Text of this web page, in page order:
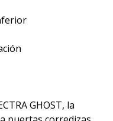
GHOST, la